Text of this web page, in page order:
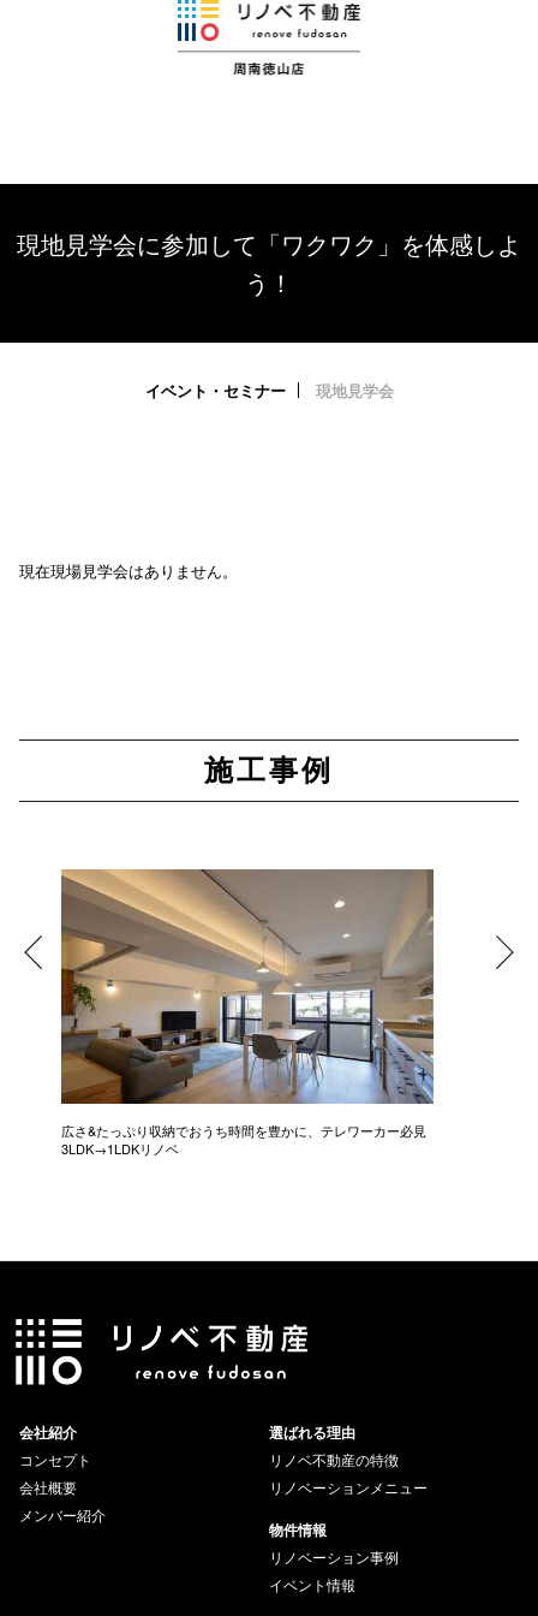
現地見学会に参加して「ワクワク」を体感しよ
う！
イベント・セミナー 現地見学会
現在現場見学会はありません。
施工事例
広さ&たっぷり収納でおうち時間を豊かに、テレワーカー必見
3LDK→1LDKリノベ
会社紹介
コンセプト
会社概要
メンバー紹介
選ばれる理由
リノベ不動産の特徴
リノベーションメニュー
物件情報
リノベーション事例
イベント情報